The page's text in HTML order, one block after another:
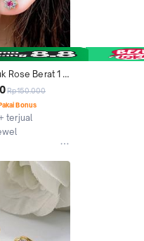
Rose Berat 1
Rp150.000
Bonus
terjual